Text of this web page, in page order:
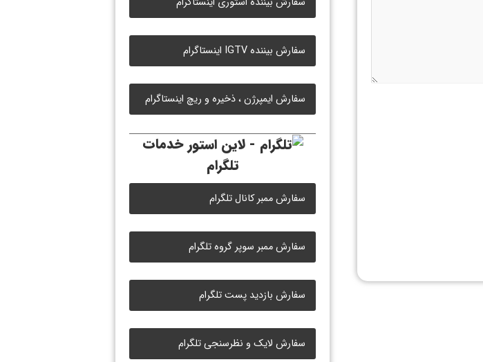
سفارش بیننده IGTV اینستاگرام
سفارش ایمپرژن ، ذخیره و ریچ اینستاگرام
خدمات
تلگرام
سفارش ممبر کانال تلگرام
سفارش ممبر سوپر گروه تلگرام
سفارش بازدید پست تلگرام
سفارش لایک و نظرسنجی تلگرام